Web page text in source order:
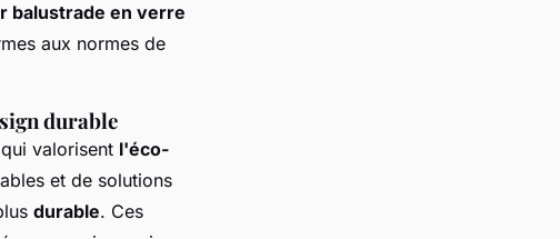
balustrade en verre
aux normes de
durable
valorisent l'éco-
et de solutions
durable. Ces